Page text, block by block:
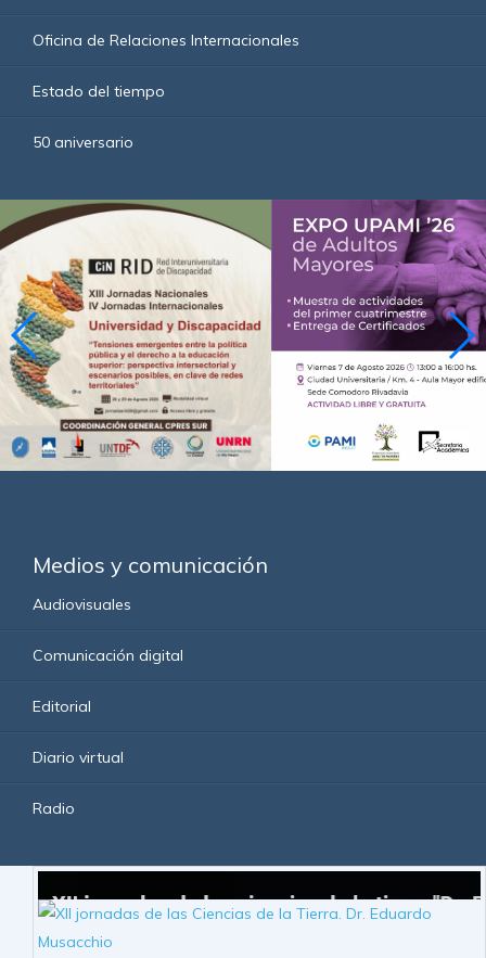
Oficina de Relaciones Internacionales
Estado del tiempo
50 aniversario
Medios y comunicación
Audiovisuales
Comunicación digital
Editorial
Diario virtual
Radio